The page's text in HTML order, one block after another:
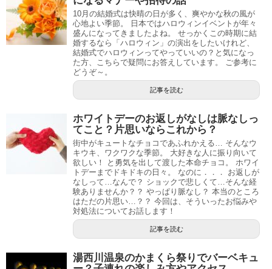
10月の結婚式は快晴の日が多く、爽やかな秋の風が
心地よい季節。 日本ではハロウィンイベントが年々
盛んになってきましたよね。 せっかくこの時期に結
婚するなら「ハロウィン」の演出を‪したいけれど、
結婚式でハロウィンってやっていいの？と気になっ
た方、こちらで疑問にお答えしています。 ご参考に
どうぞ～。
記事を読む
ホワイトデーのお返しがなしは脈なしっ
てこと？片思いならこれから？
街中がキュートなチョコであふれかえる… そんなウ
キウキ、ワクワクな季節。 大好きな人に振り向いて
欲しい！ と勇気を出して渡した本命チョコ。 ホワイ
トデーまでドキドキの日々。 なのに．．． お返しが
なしって…なんで？ ショックで悲しくて…そんな経
験ありませんか？？ やっぱり脈なし？ 本当のところ
はただの片思い…？？ 今回は、そういったお悩みや
対処法についてお話します！
記事を読む
湯西川温泉のかまくら祭りでバーベキュ